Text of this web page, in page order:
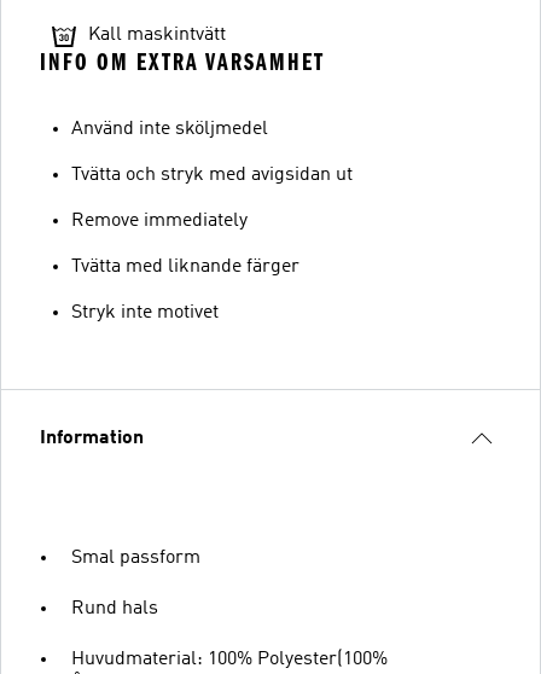
Kall maskintvätt
INFO OM EXTRA VARSAMHET
Använd inte sköljmedel
Tvätta och stryk med avigsidan ut
Remove immediately
Tvätta med liknande färger
Stryk inte motivet
Information
Smal passform
Rund hals
Huvudmaterial: 100% Polyester(100%